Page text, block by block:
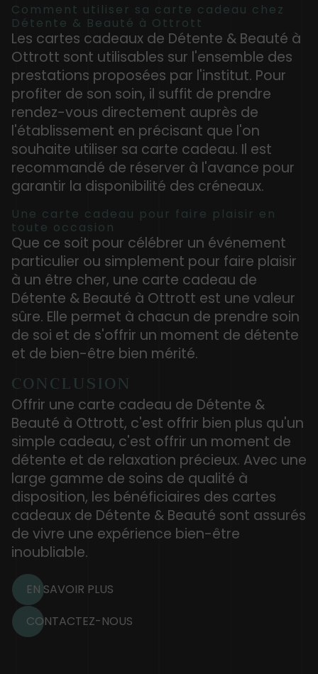
Comment utiliser sa carte cadeau chez
Détente & Beauté à Ottrott
Les cartes cadeaux de Détente & Beauté à
Ottrott sont utilisables sur l'ensemble des
prestations proposées par l'institut. Pour
profiter de son soin, il suffit de prendre
rendez-vous directement auprès de
l'établissement en précisant que l'on
souhaite utiliser sa carte cadeau. Il est
recommandé de réserver à l'avance pour
garantir la disponibilité des créneaux.
Une carte cadeau pour faire plaisir en
toute occasion
Que ce soit pour célébrer un événement
particulier ou simplement pour faire plaisir
à un être cher, une carte cadeau de
Détente & Beauté à Ottrott est une valeur
sûre. Elle permet à chacun de prendre soin
de soi et de s'offrir un moment de détente
et de bien-être bien mérité.
CONCLUSION
Offrir une carte cadeau de Détente &
Beauté à Ottrott, c'est offrir bien plus qu'un
simple cadeau, c'est offrir un moment de
détente et de relaxation précieux. Avec une
large gamme de soins de qualité à
disposition, les bénéficiaires des cartes
cadeaux de Détente & Beauté sont assurés
de vivre une expérience bien-être
inoubliable.
EN SAVOIR PLUS
CONTACTEZ-NOUS